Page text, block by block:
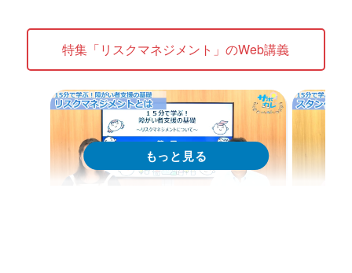
第1回「地域公益活動の取り組みの
責務化」
Web講義を視聴する
第2回
特集「リスクマネジメント」のWeb講義